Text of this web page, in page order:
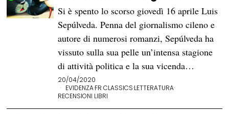
Si è spento lo scorso giovedì 16 aprile Luis
Sepúlveda. Penna del giornalismo cileno e
autore di numerosi romanzi, Sepúlveda ha
vissuto sulla sua pelle un’intensa stagione
di attività politica e la sua vicenda…
20/04/2020
EVIDENZA·FR CLASSICS·LETTERATURA·
RECENSIONI LIBRI